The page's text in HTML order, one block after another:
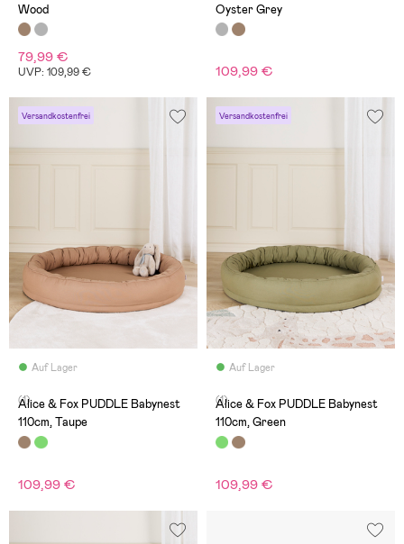
Wood
79,99 €
UVP: 109,99 €
Oyster Grey
109,99 €
Versandkostenfrei
Auf Lager
(1)
Alice & Fox PUDDLE Babynest
110cm, Taupe
109,99 €
Versandkostenfrei
Auf Lager
(1)
Alice & Fox PUDDLE Babynest
110cm, Green
109,99 €